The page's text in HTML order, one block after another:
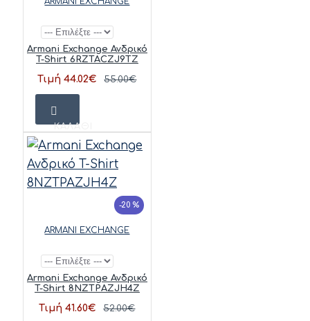
Armani Exchange Ανδρικό
T-Shirt 6RZTACZJ9TZ
Τιμή 44.02€ 55.00€
ΚΑΛΆΘΙ
-20 %
ARMANI EXCHANGE
Armani Exchange Ανδρικό
T-Shirt 8NZTPAZJH4Z
Τιμή 41.60€ 52.00€